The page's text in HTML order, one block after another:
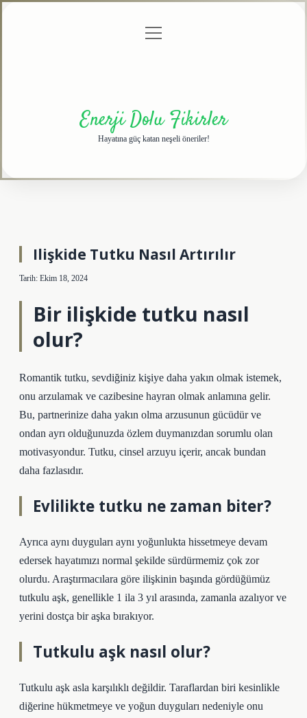
menüyü
Enerji Dolu Fikirler
Hayatına güç katan neşeli öneriler!
Ilişkide Tutku Nasıl Artırılır
Tarih: Ekim 18, 2024
Bir ilişkide tutku nasıl
olur?
Romantik tutku, sevdiğiniz kişiye daha yakın olmak istemek,
onu arzulamak ve cazibesine hayran olmak anlamına gelir.
Bu, partnerinize daha yakın olma arzusunun gücüdür ve
ondan ayrı olduğunuzda özlem duymanızdan sorumlu olan
motivasyondur. Tutku, cinsel arzuyu içerir, ancak bundan
daha fazlasıdır.
Evlilikte tutku ne zaman biter?
Ayrıca aynı duyguları aynı yoğunlukta hissetmeye devam
edersek hayatımızı normal şekilde sürdürmemiz çok zor
olurdu. Araştırmacılara göre ilişkinin başında gördüğümüz
tutkulu aşk, genellikle 1 ila 3 yıl arasında, zamanla azalıyor ve
yerini dostça bir aşka bırakıyor.
Tutkulu aşk nasıl olur?
Tutkulu aşk asla karşılıklı değildir. Taraflardan biri kesinlikle
diğerine hükmetmeye ve yoğun duyguları nedeniyle onu